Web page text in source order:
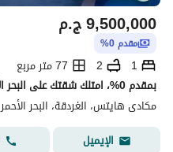
ج.م9,500,000
مقدم 0%
1
2
77 متر مربع
بمقدم 0%، امتلك شقتك على البحر الأحمر مع روف خاص.
مكادى هايتس، الغردقة، البحر الأحمر
الإيميل